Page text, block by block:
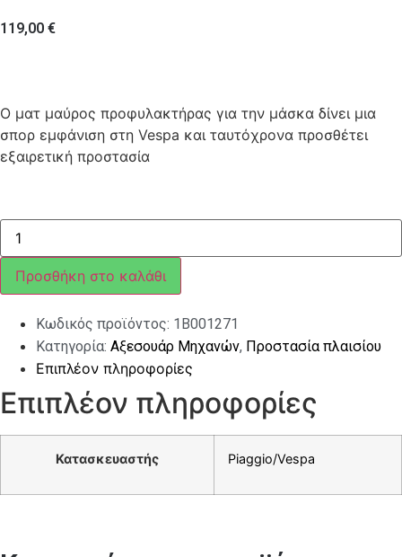
119,00 €
Ο ματ μαύρος προφυλακτήρας για την μάσκα δίνει μια
σπορ εμφάνιση στη Vespa και ταυτόχρονα προσθέτει
εξαιρετική προστασία
ΠΡΟΦΥΛ
ΜΠΡΟΣ
(ΑΡ+ΔΕ)
VESPA
SPRINT/PRIMAVERA
ΜΑΥΡΟΣ
Προσθήκη στο καλάθι
Κωδικός προϊόντος: 1B001271
Κατηγορία: Αξεσουάρ Μηχανών, Προστασία πλαισίου
Επιπλέον πληροφορίες
Επιπλέον πληροφορίες
Κατασκευαστής Piaggio/Vespa